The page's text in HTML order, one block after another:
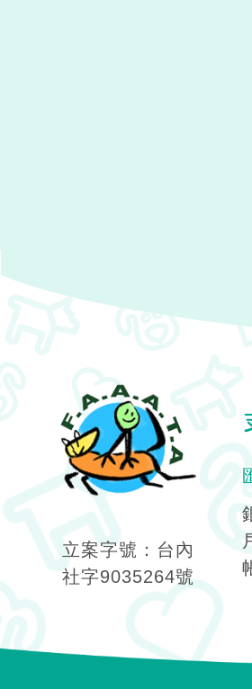
立案字號：台內
社字9035264號